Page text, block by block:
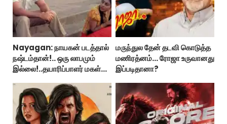
Nayagan: நாயகன் படத்தால்
நஷ்டம்தான்!.. ஒரு லாபமும்
இல்லை!..தயாரிப்பாளர் மகள்
மருந்துல தேன் தடவி கொடுத்த
மணிரத்னம்... ரோஜா உருவானது
இப்படிதானா?